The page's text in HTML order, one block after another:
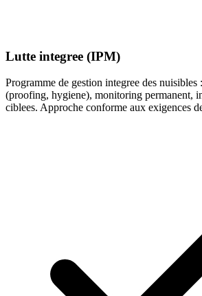
Lutte integree (IPM)
Programme de gestion integree des nuisibles
(proofing, hygiene), monitoring permanent,
ciblees. Approche conforme aux exigences